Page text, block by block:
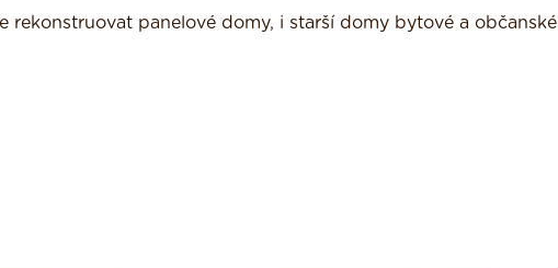
rekonstruovat panelové domy, i starší domy bytové a občanské